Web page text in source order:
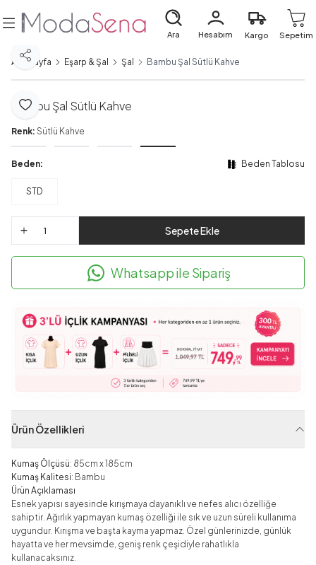
Ara Hesabım Kargo Sepetim
Ana Sayfa Eşarp & Şal Şal Bambu Şal Sütlü Kahve
Favoriye Ekle
Paylaş
Bambu Şal Sütlü Kahve
Renk: Sütlü Kahve
Beden: Beden Tablosu
STD
Sepete Ekle
Whatsapp ile Sipariş
Ürün Özellikleri
Kumaş Ölçüsü: 85cm x 185cm
Kumaş Kalitesi: Bambu
Ürün Açıklaması
Esnek yapısı sayesinde kırışmaya dayanıklı ve nefes alıcı özelliğe
sahiptir. Ağırlık yapmayan kumaş özelliği ile sık ve uzun süreli kullanıma
uygundur. Kırışma ve başta kayma yapmaz. Özel günlerinizde, günlük
hayatta ve her mevsimde, geniş renk çeşidiyle rahatlıkla
kullanacaksınız.